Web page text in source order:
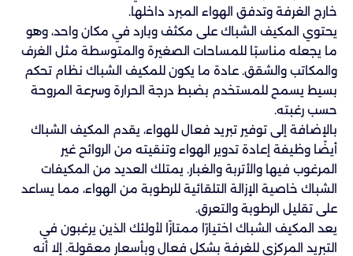
خارج الغرفة وتدفق الهواء المبرد داخلها.
يحتوي المكيف الشباك على مكثف وبارد في مكان واحد، وهو
ما يجعله مناسبًا للمساحات الصغيرة والمتوسطة مثل الغرف
والمكاتب والشقق. عادة ما يكون للمكيف الشباك نظام تحكم
بسيط يسمح للمستخدم بضبط درجة الحرارة وسرعة المروحة
حسب رغبته.
بالإضافة إلى توفير تبريد فعال للهواء، يقدم المكيف الشباك
أيضًا وظيفة إعادة تدوير الهواء وتنقيته من الروائح غير
المرغوب فيها والأتربة والغبار. يمتلك العديد من المكيفات
الشباك خاصية الإزالة التلقائية للرطوبة من الهواء، مما يساعد
على تقليل الرطوبة والتعرق.
يعد المكيف الشباك اختيارًا ممتازًا لأولئك الذين يرغبون في
التبريد المركزي للغرفة بشكل فعال وبأسعار معقولة. إلا أنه